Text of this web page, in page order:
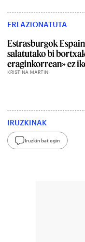
ERLAZIONATUTA
Estrasburgok
salatutako bi
eraginkorrean» ez
KRISTINA MARTIN
IRUZKINAK
Iruzkin bat egin